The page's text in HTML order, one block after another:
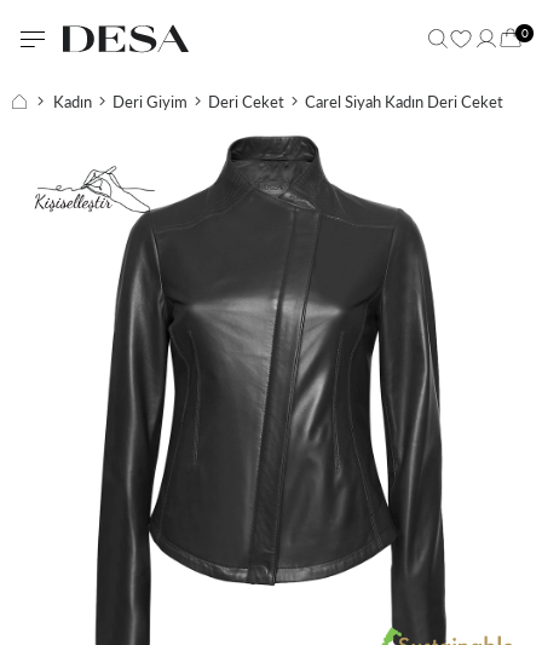
0
Kadın Deri Giyim Deri Ceket Carel Siyah Kadın Deri Ceket